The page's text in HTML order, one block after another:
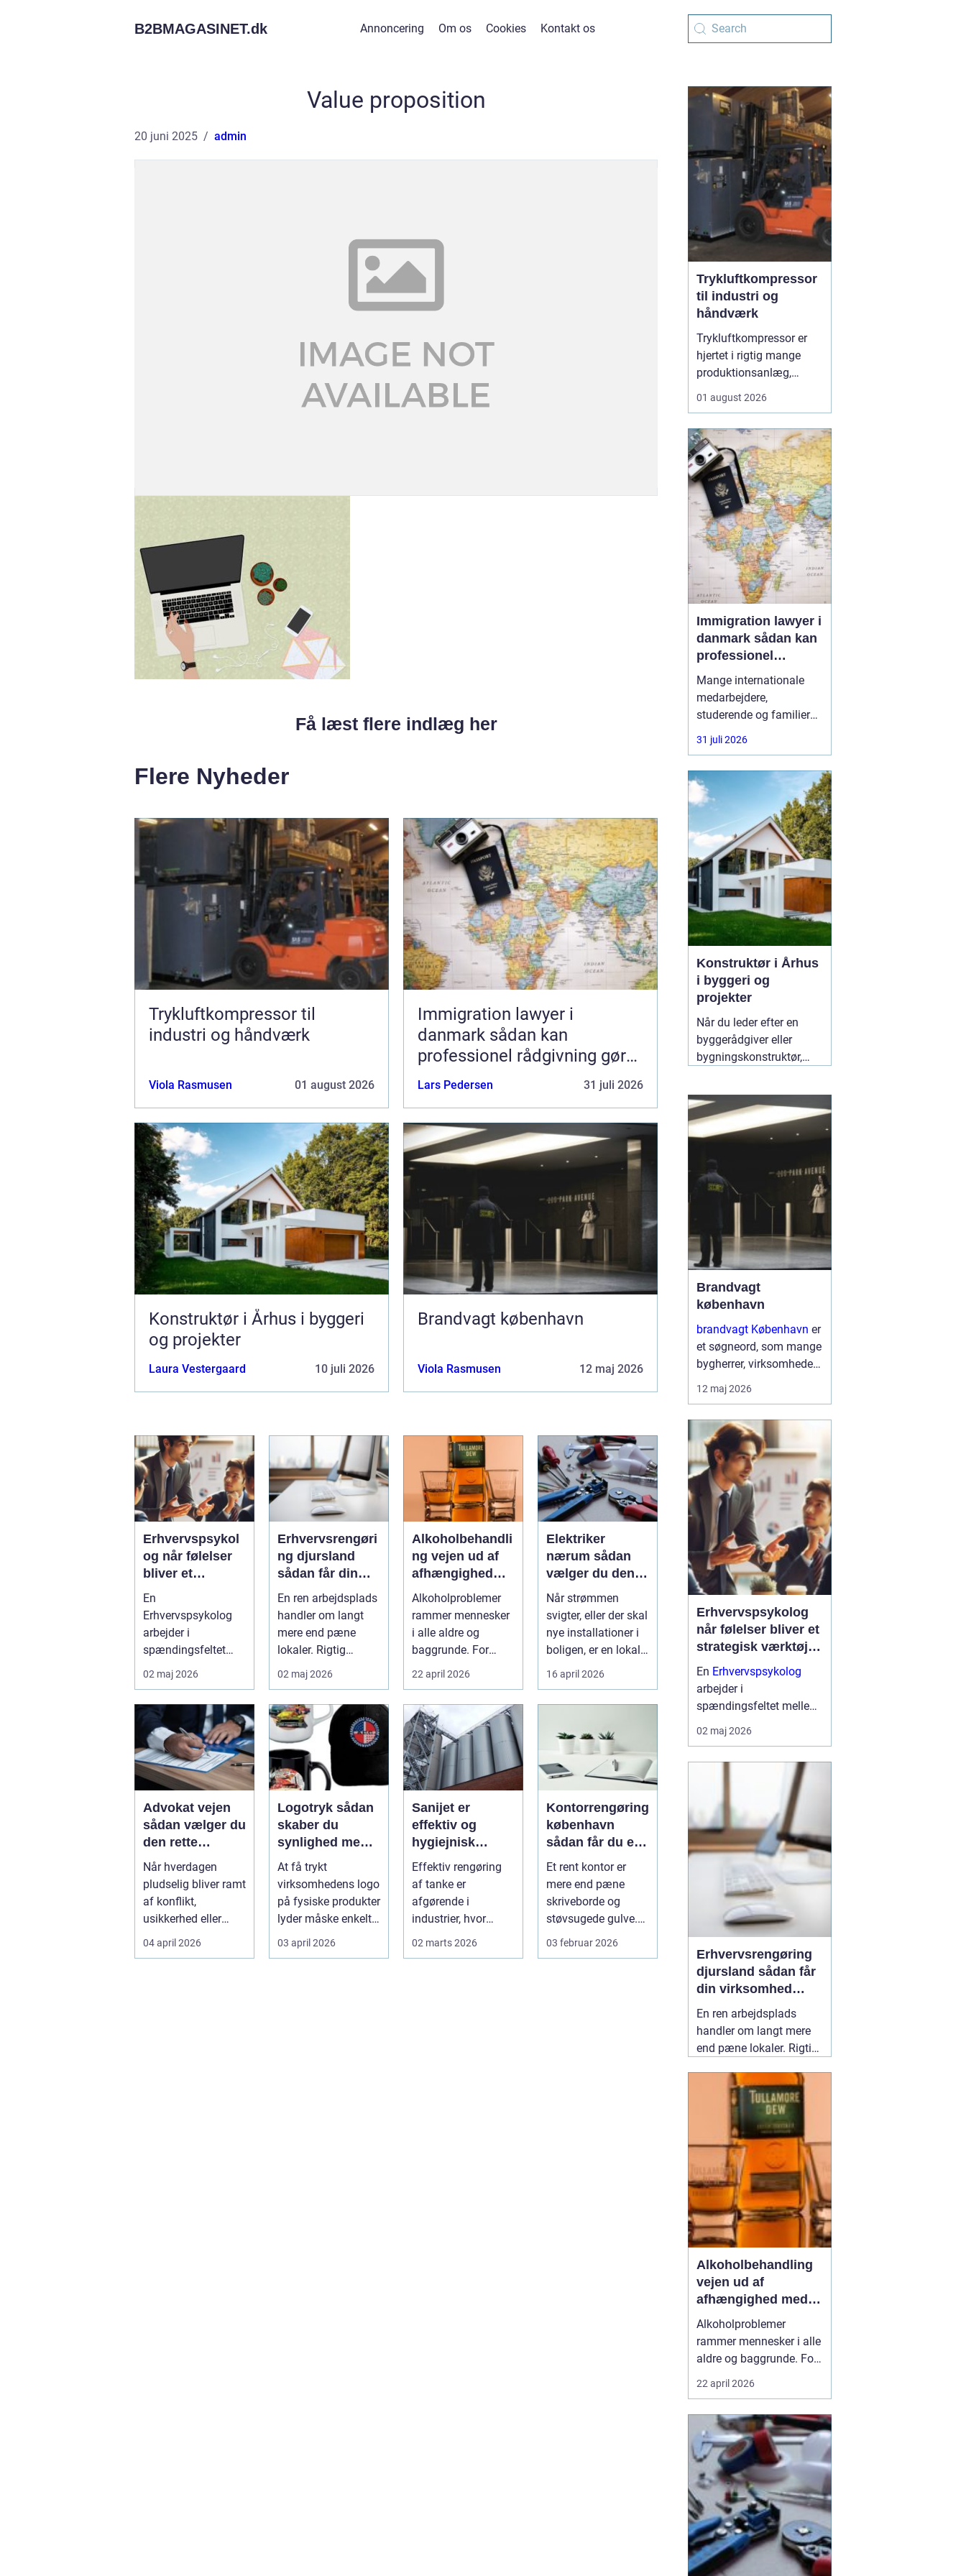
B2BMAGASINET.dk Annoncering Om os Cookies Kontakt os
Value proposition
20 juni 2025 admin
Få læst flere indlæg her
Flere Nyheder
Trykluftkompressor til
industri og håndværk
Viola Rasmusen 01 august 2026
Immigration lawyer i
danmark sådan kan
professionel rådgivning gøre
en forskel
Lars Pedersen 31 juli 2026
Konstruktør i Århus i byggeri
og projekter
Laura Vestergaard 10 juli 2026
Brandvagt københavn
Viola Rasmusen 12 maj 2026
Erhvervspsykol
og når følelser
bliver et
strategisk
værktøj i
arbejdslivet
En
Erhvervspsykolog
arbejder i
spændingsfeltet
mellem mennesker
og forretning. Fokus
er ikke kun på ...
02 maj 2026
Erhvervsrengøri
ng djursland
sådan får din
virksomhed
mest muligt ud
af rengøringen
En ren arbejdsplads
handler om langt
mere end pæne
lokaler. Rigtig
mange
virksomheder på
Djursland o...
02 maj 2026
Alkoholbehandli
ng vejen ud af
afhængighed
med
professionel
støtte
Alkoholproblemer
rammer mennesker
i alle aldre og
baggrunde. For
mange starter det
med hyggedrik på ...
22 april 2026
Elektriker
nærum sådan
vælger du den
rette fagmand til
dine el-opgaver
Når strømmen
svigter, eller der skal
nye installationer i
boligen, er en lokal
og pålidelig
elektrik...
16 april 2026
Advokat vejen
sådan vælger du
den rette
juridiske hjælp
lokalt
Når hverdagen
pludselig bliver ramt
af konflikt,
usikkerhed eller
store beslutninger,
kan en lokal a...
04 april 2026
Logotryk sådan
skaber du
synlighed med
simple midler
At få trykt
virksomhedens logo
på fysiske produkter
lyder måske enkelt.
Men gjort rigtigt kan
logotr...
03 april 2026
Sanijet er
effektiv og
hygiejnisk
tankrensning til
krævende
industrier
Effektiv rengøring
af tanke er
afgørende i
industrier, hvor
02 marts 2026
Kontorrengøring
københavn
sådan får du et
sundt og
præsentabelt
arbejdsmiljø
Et rent kontor er
mere end pæne
skriveborde og
støvsugede gulve.
For mange
03 februar 2026
Trykluftkompressor
til industri og
håndværk
Trykluftkompressor er
hjertet i rigtig mange
produktionsanlæg,
håndværksvirksomheder,
lige så vigtig som strøm
i kontakten. En moderne
løsning kan drive alt fra
enkle håndværktøjer til
avancerede
produktionsli...
01 august 2026
Immigration lawyer i
danmark sådan kan
professionel
rådgivning gøre en
forskel
Mange internationale
medarbejdere,
studerende og familier
oplever, at vejen til
opholdstilladelse i
end enkel. Reglerne
ændrer sig ofte, og fejl i
ansøgningen kan føre til
lange ventetider eller
direkte afslag. Her kan
en
31 juli 2026
Konstruktør i Århus
i byggeri og
projekter
Når du leder efter en
byggerådgiver eller
bygningskonstruktør,
tryghed,
gennemsigtighed og en
løsning, der både holder
økonomisk og
byggeteknisk. Søger du
en god "
10 juli 2026
Brandvagt
københavn
brandvagt København er
et søgneord, som mange
bygherrer, virksomheder
og arrangører søger på,
når de skal sikre arbejde
større events i
hovedstadsområdet.
Brandvagter...
12 maj 2026
Erhvervspsykolog
når følelser bliver et
strategisk værktøj i
arbejdslivet
En Erhvervspsykolog
arbejder i
spændingsfeltet mellem
mennesker og forretning.
Fokus er ikke kun på
samarbejde, ledelse og
resultater. Når vi forstår
de følelser og relationer,
der drive...
02 maj 2026
Erhvervsrengøring
djursland sådan får
din virksomhed
mest muligt ud af
rengøringen
En ren arbejdsplads
handler om langt mere
end pæne lokaler. Rigtig
Djursland oplever, at
professionel rengøring
giver ro i hverdagen,
færre sygedage og et
bedre førstehåndsindtryk
over for kunder. Når vi
taler om02 maj 2026
Alkoholbehandling
vejen ud af
afhængighed med
professionel støtte
Alkoholproblemer
rammer mennesker i alle
aldre og baggrunde. For
mange starter det med
hyggedrik på arbejde
langsomt får alkoholen
mere magt over
hverdagen. Når drikkeriet
begynder at styre tanker,
relationer og helbred,
kan
22 april 2026